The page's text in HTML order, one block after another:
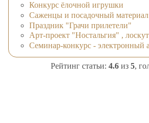
Конкурс ёлочной игрушки
Саженцы и посадочный
Праздник "Грачи прилетели"
Арт-проект "Ностальгия" ,
Семинар-конкурс - электронный
Рейтинг статьи: 4.6 из 5,